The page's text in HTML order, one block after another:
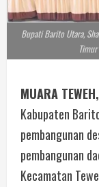
Bupati Barito Utara,
MUARA
Kabupaten
pembangunan
pembangunan
Kecamatan